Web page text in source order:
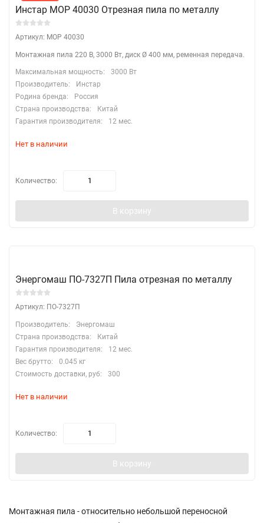
Инстар МОР 40030 Отрезная пила по металлу
Артикул: МОР 40030
Монтажная пила 220 В, 3000 Вт, диск Ø 400 мм, ременная передача.
Максимальная мощность:
3000 Вт
Производитель:
Инстар
Родина бренда:
Россия
Страна производства:
Китай
Гарантия производителя:
12 мес.
Нет в наличии
Количество:
В корзину
Энергомаш ПО-7327П Пила отрезная по металлу
Артикул: ПО-7327П
Производитель:
Энергомаш
Страна производства:
Китай
Гарантия производителя:
12 мес.
Вес брутто:
0.045 кг
Стоимость доставки, руб:
300
Нет в наличии
Количество:
В корзину
Монтажная пила - относительно небольшой переносной